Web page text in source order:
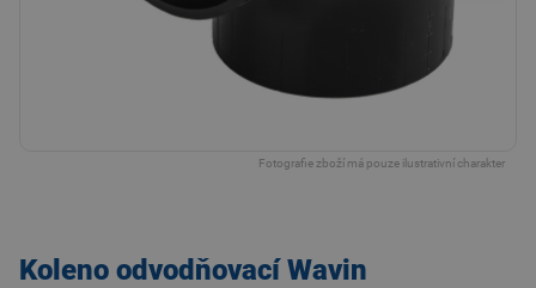
Fotografie zboží má pouze ilustrativní charakter
Koleno odvodňovací Wavin